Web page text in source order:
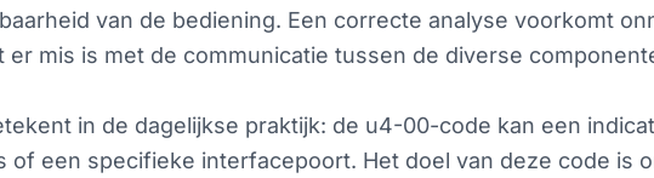
van de bediening. Een correcte analyse voorkomt
mis is met de communicatie tussen de diverse
in de dagelijkse praktijk: de u4-00-code kan een
of een specifieke interfacepoort. Het doel van deze code is